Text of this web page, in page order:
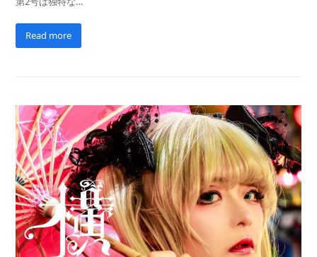
Read more